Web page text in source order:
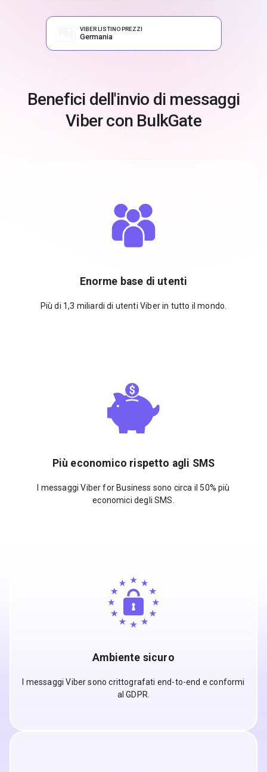
VIBER LISTINO PREZZI
Germania
Benefici dell'invio di messaggi
Viber con BulkGate
Enorme base di utenti
Più di 1,3 miliardi di utenti Viber in tutto il mondo.
Più economico rispetto agli SMS
I messaggi Viber for Business sono circa il 50% più
economici degli SMS.
Ambiente sicuro
I messaggi Viber sono crittografati end-to-end e conformi
al GDPR.